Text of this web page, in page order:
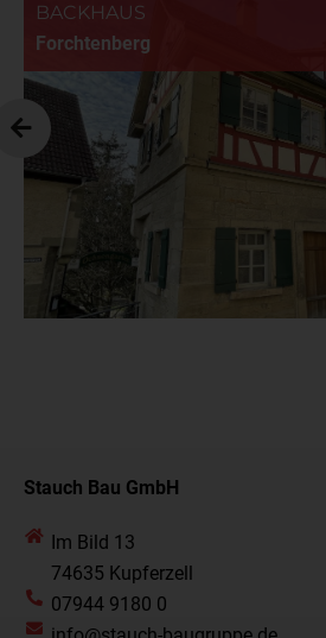
Forchtenberg
BACKHAUS
Stauch Bau GmbH
Im Bild 13
74635 Kupferzell
07944 9180 0